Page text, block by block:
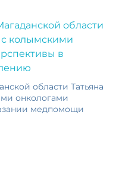
области Татьяна
онкологами
медпомощи